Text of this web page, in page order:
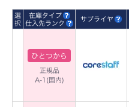
選
択
在庫タイプ
仕入先ランク
サプライヤ
ひとつから
正規品
A-1(国内)